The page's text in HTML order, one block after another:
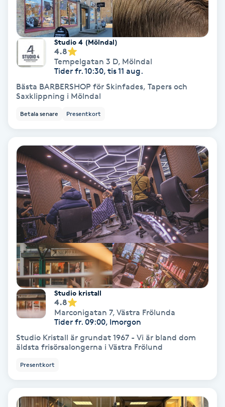
Olaplex
Olaplexbehandling
Ombre
Ombre brows
Ombre naglar
Optiker
Ortobionomi
Ortopedi
Osteopati
Paraffinbehandling
Studio 4 (Mölndal)
4.8
Tempelgatan 3 D, Mölndal
Tider fr. 10:30, tis 11 aug.
Bästa BARBERSHOP för Skinfades, Tapers och
Saxklippning i Mölndal
Betala senare Presentkort
Studio kristall
4.8
Marconigatan 7, Västra Frölunda
Tider fr. 09:00, Imorgon
Studio Kristall är grundat 1967 - Vi är bland dom
äldsta frisörsalongerna i Västra Frölund
Presentkort